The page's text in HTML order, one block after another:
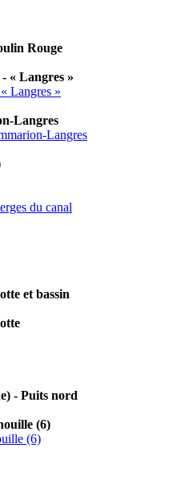
Rouge
« Langres »
Langres »
Langres
Langres
du canal
et bassin
- Puits nord
(6)
(6)